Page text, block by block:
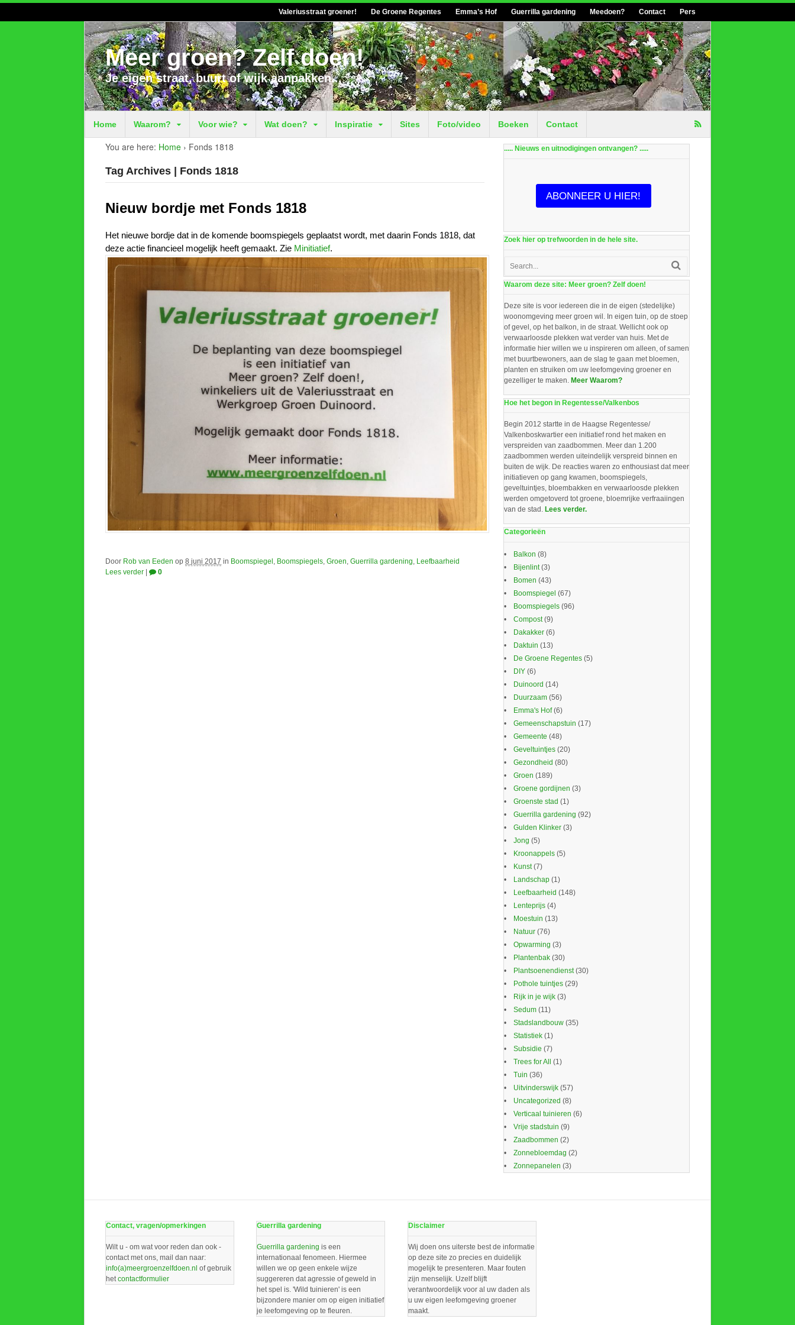
Valeriusstraat groener! De Groene Regentes Emma’s Hof Guerrilla gardening Meedoen? Contact Pers
Meer groen? Zelf doen!
Je eigen straat, buurt of wijk aanpakken...
Home Waarom? Voor wie? Wat doen? Inspiratie Sites Foto/video Boeken Contact
You are here: Home › Fonds 1818
Tag Archives | Fonds 1818
Nieuw bordje met Fonds 1818
Het nieuwe bordje dat in de komende boomspiegels geplaatst wordt, met daarin Fonds 1818, dat
deze actie financieel mogelijk heeft gemaakt. Zie Minitiatief.
Door Rob van Eeden op 8 juni 2017 in Boomspiegel Boomspiegels Groen Guerrilla gardening Leefbaarheid
Lees verder | 0
..... Nieuws en uitnodigingen ontvangen? .....
ABONNEER U HIER!
Zoek hier op trefwoorden in de hele site.
Waarom deze site: Meer groen? Zelf doen!
Deze site is voor iedereen die in de eigen (stedelijke)
woonomgeving meer groen wil. In eigen tuin, op de stoep
of gevel, op het balkon, in de straat. Wellicht ook op
verwaarloosde plekken wat verder van huis. Met de
informatie hier willen we u inspireren om alleen, of samen
met buurtbewoners, aan de slag te gaan met bloemen,
planten en struiken om uw leefomgeving groener en
gezelliger te maken. Meer Waarom?
Hoe het begon in Regentesse/Valkenbos
Begin 2012 startte in de Haagse Regentesse/
Valkenboskwartier een initiatief rond het maken en
verspreiden van zaadbommen. Meer dan 1.200
zaadbommen werden uiteindelijk verspreid binnen en
buiten de wijk. De reacties waren zo enthousiast dat meer
initiatieven op gang kwamen, boomspiegels,
geveltuintjes, bloembakken en verwaarloosde plekken
werden omgetoverd tot groene, bloemrijke verfraaiingen
van de stad. Lees verder.
Categorieën
Balkon (8)
Bijenlint(3)
Bomen (43)
Boomspiegel (67)
Boomspiegels(96)
Compost(9)
Dakakker(6)
Daktuin (13)
De Groene Regentes(5)
DIY(6)
Duinoord (14)
Duurzaam(56)
Emma's Hof(6)
Gemeenschapstuin (17)
Gemeente (48)
Geveltuintjes(20)
Gezondheid (80)
Groen (189)
Groene gordijnen (3)
Groenste stad (1)
Guerrilla gardening (92)
Gulden Klinker(3)
Jong (5)
Kroonappels(5)
Kunst(7)
Landschap(1)
Leefbaarheid (148)
Lenteprijs(4)
Moestuin (13)
Natuur(76)
Opwarming (3)
Plantenbak(30)
Plantsoenendienst(30)
Pothole tuintjes(29)
Rijk in je wijk(3)
Sedum(11)
Stadslandbouw(35)
Statistiek(1)
Subsidie (7)
Trees for All
(1)
Tuin (36)
Uitvinderswijk(57)
Uncategorized (8)
Verticaal tuinieren (6)
Vrije stadstuin (9)
Zaadbommen (2)
Zonnebloemdag (2)
Zonnepanelen (3)
Contact, vragen/opmerkingen
Wilt u - om wat voor reden dan ook -
contact met ons, mail dan naar:
info(a)meergroenzelfdoen.nl of gebruik
hetcontactformulier
Guerrilla gardening
Guerrilla gardening is een
internationaal fenomeen. Hiermee
willen we op geen enkele wijze
suggereren dat agressie of geweld in
het spel is. 'Wild tuinieren' is een
bijzondere manier om op eigen initiatief
je leefomgeving op te fleuren.
Disclaimer
Wij doen ons uiterste best de informatie
op deze site zo precies en duidelijk
mogelijk te presenteren. Maar fouten
zijn menselijk. Uzelf blijft
verantwoordelijk voor al uw daden als
u uw eigen leefomgeving groener
maakt.